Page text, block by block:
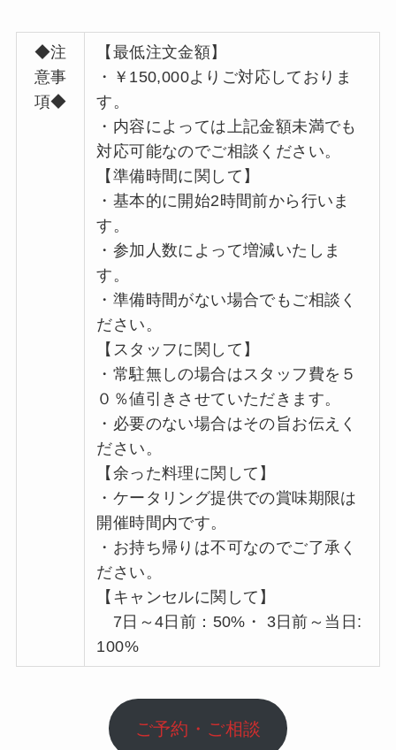
◆注
意事
項◆
【最低注文金額】
・￥150,000よりご対応しておりま
す。
・内容によっては上記金額未満でも
対応可能なのでご相談ください。
【準備時間に関して】
・基本的に開始2時間前から行いま
す。
・参加人数によって増減いたしま
す。
・準備時間がない場合でもご相談く
ださい。
【スタッフに関して】
・常駐無しの場合はスタッフ費を５
０％値引きさせていただきます。
・必要のない場合はその旨お伝えく
ださい。
【余った料理に関して】
・ケータリング提供での賞味期限は
開催時間内です。
・お持ち帰りは不可なのでご了承く
ださい。
【キャンセルに関して】
7日～4日前：50%・ 3日前～当日:
100%
ご予約・ご相談